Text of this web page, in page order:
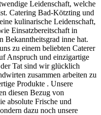
Leidenschaft, welche
Catering Bad-Kötzting und
kulinarische Leidenschaft,
Einsatzbereitschaft in
Bekanntheitsgrad inne hat.
zu einem beliebten Caterer
Anspruch und einzigartige
Tat sind wir glücklich
zusammen arbeiten zu
Produkte . Unsere
diesen Bezug von
absolute Frische und
dazu noch unsere